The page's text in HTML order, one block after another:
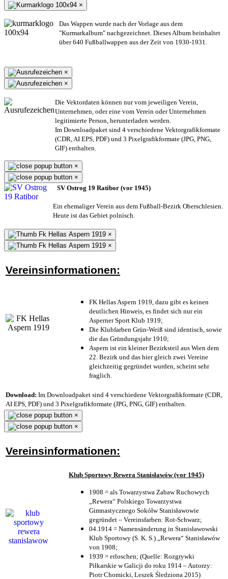
×
Das Wappen wurde nach der Vorlage aus dem
"Kurmarkalbum" nachgezeichnet. Dieses Album beinhaltet
über 640 Fußballwappen aus der Zeit von 1930-1931.
×
×
Die Vektordaten können nur vom jeweiligen Verein,
Unternehmen, oder eine vom Verein oder Unternehmen
legitimierte Person, herunterladen werden.
Im Downloadpaket sind 4 verschiedene Vektorgrafikformate
(CDR, AI EPS, PDF) und 3 Pixelgrafikformate (JPG, PNG,
GIF) enthalten.
×
×
SV Ostrog 19 Ratibor (vor 1945)
Ein ehemaliger Verein aus dem Fußball-Bezirk Oberschlesien.
Heute ist das Gebiet polnisch.
×
×
Vereinsinformationen:
FK Hellas Aspern 1919, dazu gibt es keinen
deutlichen Hinweis, es findet sich nur ein
Asperner Sport Klub 1919;
Die Klubfarben Grün-Weiß sind identisch, sowie
die das Gründungsjahr 1910;
Aspern ist ein kleiner Bezirksteil aus Wien dem
22. Bezirk und das hier gleich zwei Vereine
gleichzeitig gegründet wurden, scheint sehr
fraglich.
Download: Im Downloadpaket sind 4 verschiedene Vektorgrafikformate (CDR,
AI EPS, PDF) und 3 Pixelgrafikformate (JPG, PNG, GIF) enthalten.
×
×
Vereinsinformationen:
Klub Sportowy Rewera Stanisławów (vor 1945)
1908 = als Towarzystwa Zabaw Ruchowych
„Rewera“ Polskiego Towarzystwa
Gimnastycznego Sokółw Stanisławowie
gegründet – Vereinsfarben: Rot-Schwarz;
04.1914 = Namensänderung in Stanisławowski
Klub Sportowy (S. K. S.) „Rewera“ Stanisławów
von 1908;
1939 = erloschen; (Quelle: Rozgrywki
Piłkarskie w Galicji do roku 1914 – Autorzy:
Piotr Chomicki, Leszek Śledziona 2015)